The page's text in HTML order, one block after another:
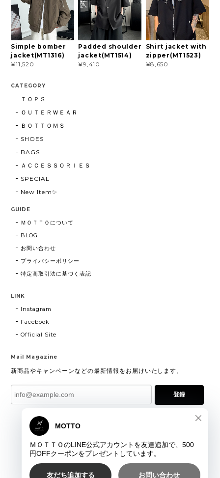
Simple bomber
jacket(MT1316)
¥11,520
Padded shoulder
jacket(MT1514)
¥9,410
Shirt jacket with
zipper(MT1523)
¥8,650
CATEGORY
ＴＯＰＳ
ＯＵＴＥＲＷＥＡＲ
ＢＯＴＴＯＭＳ
SHOES
BAGS
ＡＣＣＥＳＳＯＲＩＥＳ
SPECIAL
New Item✨
GUIDE
ＭＯＴＴＯについて
BLOG
お問い合わせ
プライバシーポリシー
特定商取引法に基づく表記
LINK
Instagram
Facebook
Official Site
Mail Magazine
新商品やキャンペーンなどの最新情報をお届けいたします。
登録